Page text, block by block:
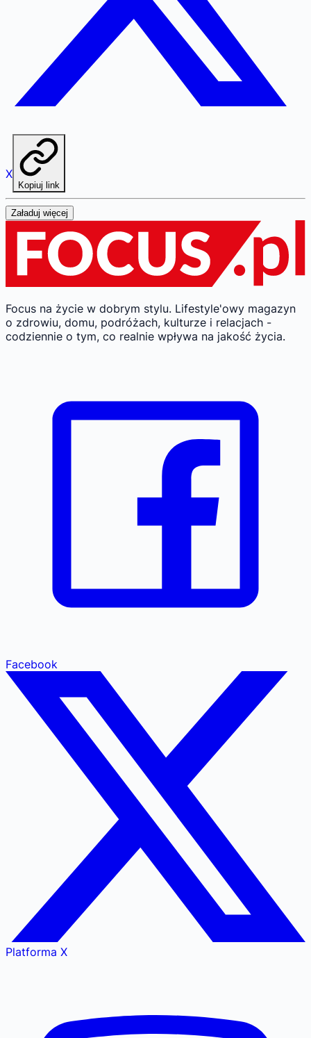
X
Kopiuj link
Załaduj więcej
Focus na życie w dobrym stylu. Lifestyle'owy magazyn
o zdrowiu, domu, podróżach, kulturze i relacjach -
codziennie o tym, co realnie wpływa na jakość życia.
Facebook
Platforma X